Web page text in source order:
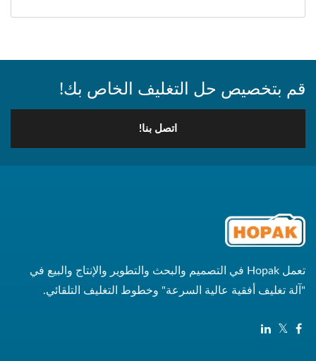
قم بتخصيص حل التغليف الخاص بك!
اتصل بنا!
تعمل Hopak في التصميم والبحث والتطوير والإنتاج والبيع في
"آلة تغليف أفقية عالية السرعة" وخطوط التغليف التلقائي.